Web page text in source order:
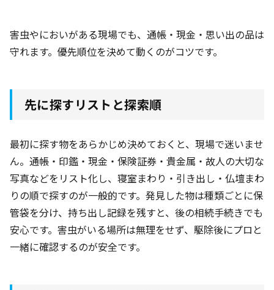
害虫やにおいがある現場でも、通帳・現金・思い出の品は
守れます。優先順位を決めて動くのがコツです。
先に探すリストと探索順
最初に探す物をあらかじめ決めておくと、現場で迷いませ
ん。通帳・印鑑・現金・保険証券・貴金属・故人の大切な
写真などをリスト化し、寝室まわり・引き出し・仏壇まわ
りの順で探すのが一般的です。発見した物は種類ごとに保
管袋を分け、持ち出し記録を残すと、後の相続手続きでも
安心です。害虫がいる場所は無理をせず、駆除後にプロと
一緒に確認するのが安全です。